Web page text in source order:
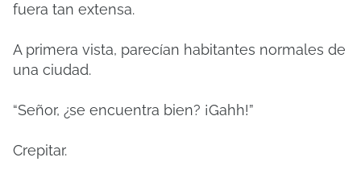
fuera tan extensa.
A primera vista, parecían habitantes normales de
una ciudad.
“Señor, ¿se encuentra bien? ¡Gahh!”
Crepitar.